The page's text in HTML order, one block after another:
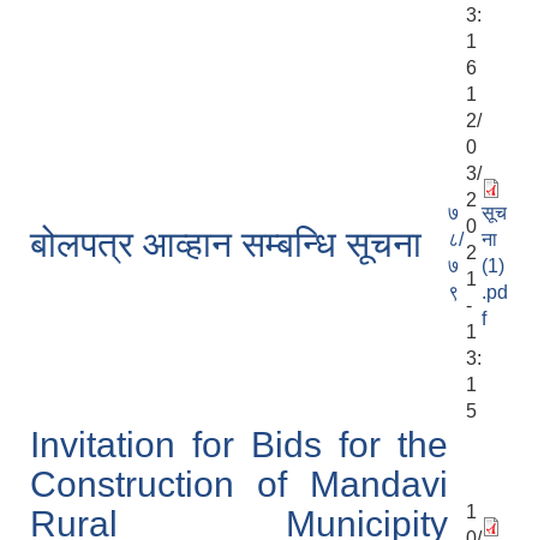
3:
1
6
बोलपत्र आव्हान सम्बन्धि सूचना
७
८/
७
९
1
2/
0
3/
2
0
2
1
-
1
3:
1
5
सूच
ना
(1)
.pd
f
Invitation for Bids for the
Construction of Mandavi
Rural Municipity
1